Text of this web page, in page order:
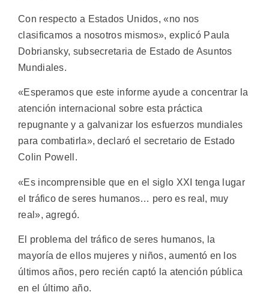
Con respecto a Estados Unidos, «no nos
clasificamos a nosotros mismos», explicó Paula
Dobriansky, subsecretaria de Estado de Asuntos
Mundiales.
«Esperamos que este informe ayude a concentrar la
atención internacional sobre esta práctica
repugnante y a galvanizar los esfuerzos mundiales
para combatirla», declaró el secretario de Estado
Colin Powell.
«Es incomprensible que en el siglo XXI tenga lugar
el tráfico de seres humanos… pero es real, muy
real», agregó.
El problema del tráfico de seres humanos, la
mayoría de ellos mujeres y niños, aumentó en los
últimos años, pero recién captó la atención pública
en el último año.